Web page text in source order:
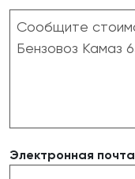
Электронная почта